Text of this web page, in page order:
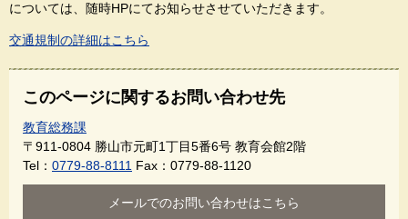
については、随時HPにてお知らせさせていただきます。
交通規制の詳細はこちら
このページに関するお問い合わせ先
教育総務課
〒911-0804 勝山市元町1丁目5番6号 教育会館2階
Tel： 0779-88-8111 Fax：0779-88-1120
メールでのお問い合わせはこちら